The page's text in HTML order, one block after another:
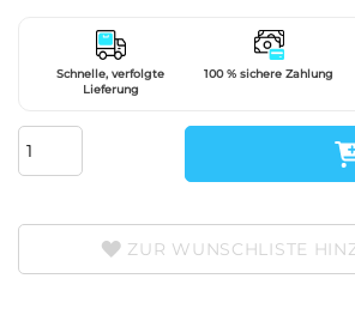
Schnelle, verfolgte
Lieferung
100 % sichere Zahlung
ZUR WUNSCHLISTE